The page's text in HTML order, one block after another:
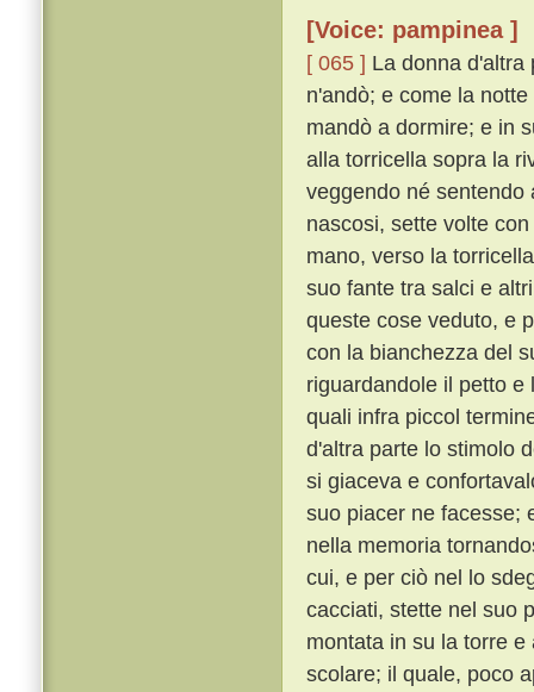
[Voice: pampinea ]
[ 065 ] La donna d'altra
n'andò; e come la
mandò a dormire; e in
alla torricella sopra la
veggendo né sentendo
nascosi, sette volte
mano, verso la
suo fante tra salci e
queste cose veduto, e
con la bianchezza del
riguardandole il petto
quali infra piccol
d'altra parte lo stimolo
si giaceva e
suo piacer ne facesse;
nella memoria
cui, e per ciò nel lo
cacciati, stette nel suo
montata in su la torre
scolare; il quale, poco